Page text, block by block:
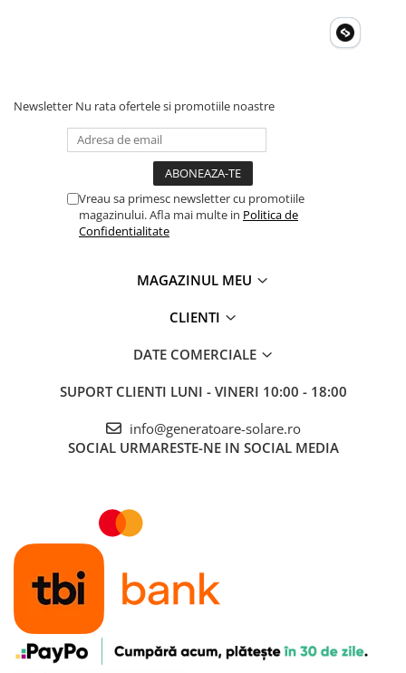
Newsletter Nu rata ofertele si promotiile noastre
Vreau sa primesc newsletter cu promotiile
magazinului. Afla mai multe in Politica de
Confidentialitate
MAGAZINUL MEU
CLIENTI
DATE COMERCIALE
SUPORT CLIENTI LUNI - VINERI 10:00 - 18:00
info@generatoare-solare.ro
SOCIAL URMARESTE-NE IN SOCIAL MEDIA